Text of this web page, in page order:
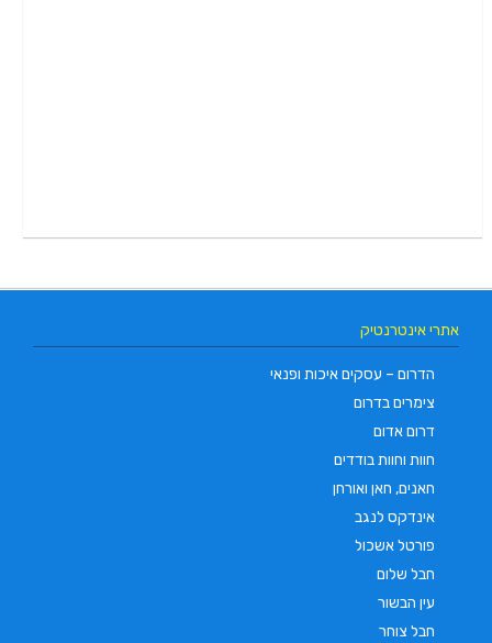
אתרי אינטרנטיק
הדרום – עסקים איכות ופנאי
צימרים בדרום
דרום אדום
חוות וחוות בודדים
חאנים, חאן ואורחן
אינדקס לנגב
פורטל אשכול
חבל שלום
עין הבשור
חבל צוחר